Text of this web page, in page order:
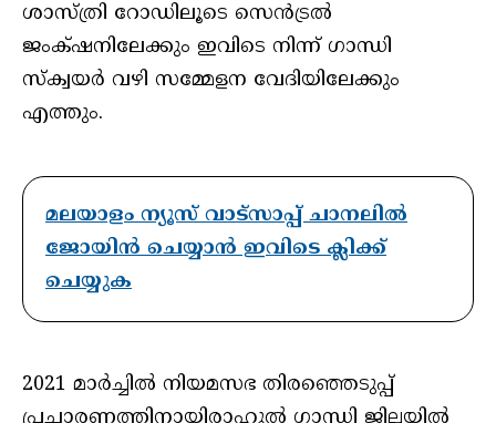
ശാസ്ത്രി റോഡിലൂടെ സെൻട്രൽ
ജംക്‌ഷനിലേക്കും ഇവിടെ നിന്ന് ഗാന്ധി
സ്ക്വയർ വഴി സമ്മേളന വേദിയിലേക്കും
എത്തും.
മലയാളം ന്യൂസ് വാട്സാപ്പ് ചാനലിൽ
ജോയിൻ ചെയ്യാൻ ഇവിടെ ക്ലിക്ക്
ചെയ്യുക
2021 മാർച്ചിൽ നിയമസഭ തിരഞ്ഞെടുപ്പ്
പ്രചാരണത്തിനായിരാഹുൽ ഗാന്ധി ജില്ലയിൽ